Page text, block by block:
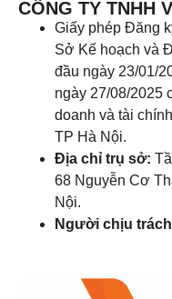
CÔNG TY TNHH
Giấy phép Đăng
Sở Kế hoạch và
đầu ngày 23/01/
ngày 27/08/2025
doanh và tài
TP Hà Nội.
Địa chỉ trụ sở:
68 Nguyễn Cơ
Nội.
Người chịu